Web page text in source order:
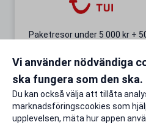
Paketresor under 5 000 kr +
Gäller även på redan
Till rabatten
Vi använder nödvändiga
ska fungera som den ska.
Du kan också välja att tillåta
marknadsföringscookies som
upplevelsen, mäta hur appen